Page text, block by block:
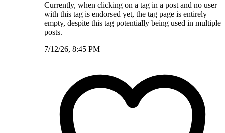
Currently, when clicking on a tag in a post and no user
with this tag is endorsed yet, the tag page is entirely
empty, despite this tag potentially being used in multiple
posts.
7/12/26, 8:45 PM